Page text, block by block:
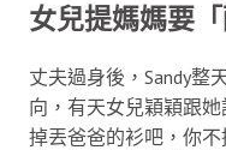
女兒提媽媽要「
丈夫過身後，Sandy整
向，有天女兒穎穎跟
掉丟爸爸的衫吧，你